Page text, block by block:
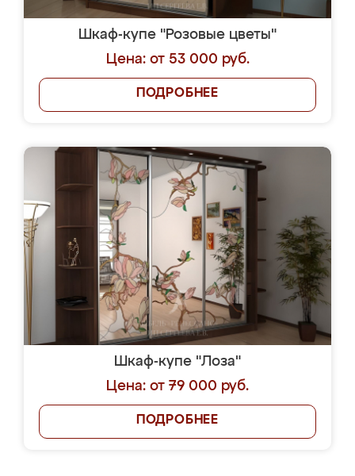
Шкаф-купе "Розовые цветы"
Цена: от 53 000 руб.
ПОДРОБНЕЕ
Шкаф-купе "Лоза"
Цена: от 79 000 руб.
ПОДРОБНЕЕ